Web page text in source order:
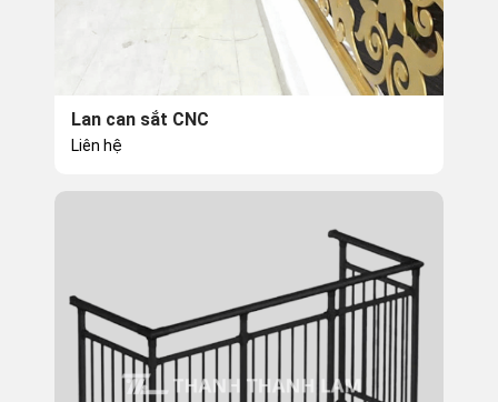
Lan can sắt CNC
Liên hệ